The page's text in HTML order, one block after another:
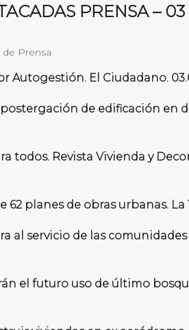
PRENSA –
Prensa
Autogestión. El Ciudadano.
postergación de edificación en
todos. Revista Vivienda y
planes de obras urbanas. La
al servicio de las
el futuro uso de último